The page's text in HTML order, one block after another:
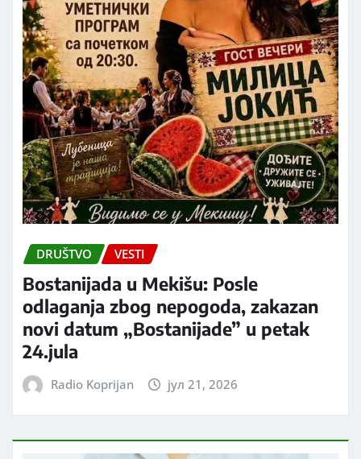
DRUŠTVO VESTI
Bostanijada u Mekišu: Posle
odlaganja zbog nepogoda, zakazan
novi datum „Bostanijade” u petak
24.jula
Radio Koprijan јул 21, 2026